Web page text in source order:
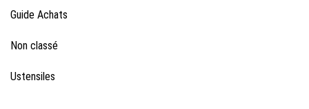
Guide Achats
Non classé
Ustensiles